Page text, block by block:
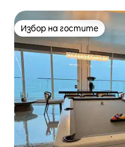
Избор на гостите
Избор на гостите